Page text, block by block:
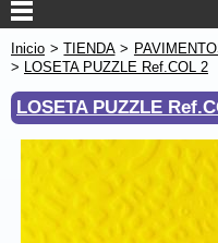
Inicio >TIENDA>
> LOSETA PUZZLE Ref.COL 2
LOSETA PUZZLE